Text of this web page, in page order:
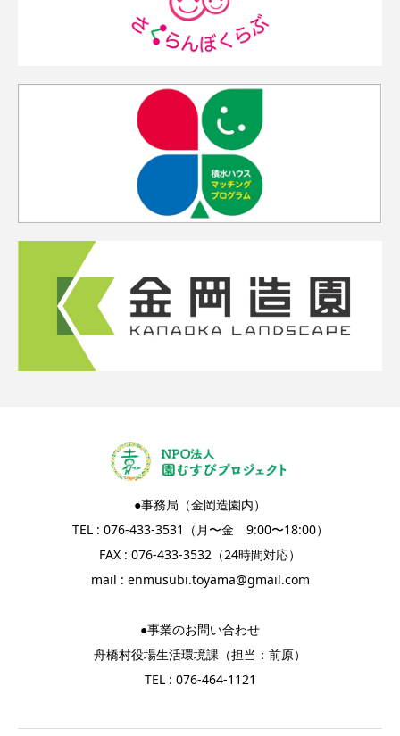
●事務局（金岡造園内）
TEL : 076-433-3531（月〜金 9:00〜18:00）
FAX : 076-433-3532（24時間対応）
mail : enmusubi.toyama@gmail.com
●事業のお問い合わせ
舟橋村役場生活環境課（担当：前原）
TEL : 076-464-1121